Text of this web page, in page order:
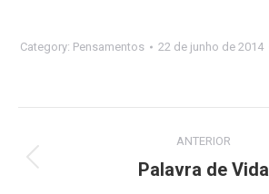
Category: Pensamentos 22 de junho de 2014
de
ANTERIOR
Post
Palavra de Vida